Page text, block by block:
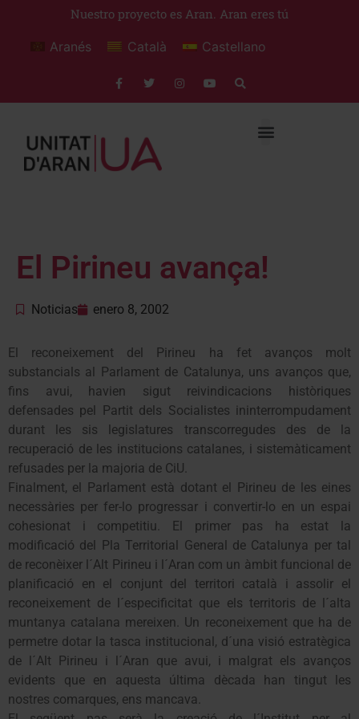
Nuestro proyecto es Aran. Aran eres tú
Aranés Català Castellano
El Pirineu avança!
Noticias enero 8, 2002
El reconeixement del Pirineu ha fet avanços molt
substancials al Parlament de Catalunya, uns avanços que,
fins avui, havien sigut reivindicacions històriques
defensades pel Partit dels Socialistes ininterrompudament
durant les sis legislatures transcorregudes des de la
recuperació de les institucions catalanes, i sistemàticament
refusades per la majoria de CiU.
Finalment, el Parlament està dotant el Pirineu de les eines
necessàries per fer-lo progressar i convertir-lo en un espai
cohesionat i competitiu. El primer pas ha estat la
modificació del Pla Territorial General de Catalunya per tal
de reconèixer l´Alt Pirineu i l´Aran com un àmbit funcional de
planificació en el conjunt del territori català i assolir el
reconeixement de l´especificitat que els territoris de l´alta
muntanya catalana mereixen. Un reconeixement que ha de
permetre dotar la tasca institucional, d´una visió estratègica
de l´Alt Pirineu i l´Aran que avui, i malgrat els avanços
evidents que en aquesta última dècada han tingut les
nostres comarques, ens mancava.